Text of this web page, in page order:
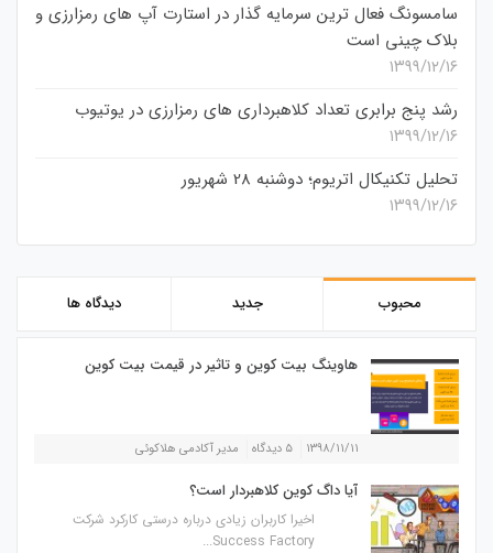
سامسونگ فعال‌ ترین سرمایه‌ گذار در استارت‌ آپ‌ های رمزارزی و
بلاک چینی است
۱۳۹۹/۱۲/۱۶
رشد پنج برابری تعداد کلاهبرداری های رمزارزی در یوتیوب
۱۳۹۹/۱۲/۱۶
تحلیل تکنیکال اتریوم؛ دوشنبه 28 شهریور
۱۳۹۹/۱۲/۱۶
محبوب جدید دیدگاه ها
هاوینگ بیت کوین و تاثیر در قیمت بیت کوین
۱۳۹۸/۱۱/۱۱ ۵ دیدگاه مدیر آکادمی هلاکوئی
آیا داگ کوین کلاهبردار است؟
اخیرا کاربران زیادی درباره درستی کارکرد شرکت
Success Factory...